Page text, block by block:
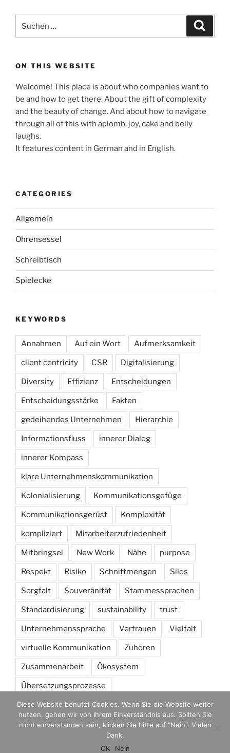
nach:
ON THIS WEBSITE
Welcome! This place is about who companies want to
be and how to get there. About the gift of complexity
and the beauty of change. And about how to navigate
through all of this with aplomb, joy, cake and belly
laughs.
It features content in German and in English.
CATEGORIES
Allgemein
Ohrensessel
Schreibtisch
Spielecke
KEYWORDS
Annahmen Auf ein Wort Aufmerksamkeit
client centricity CSR Digitalisierung
Diversity Effizienz Entscheidungen
Entscheidungsstärke Fakten
gedeihendes Unternehmen Hierarchie
Informationsfluss innerer Dialog
innerer Kompass
klare Unternehmenskommunikation
Kolonialisierung Kommunikationsgefüge
Kommunikationsgerüst Komplexität
kompliziert Mitarbeiterzufriedenheit
Mitbringsel New Work Nähe purpose
Respekt Risiko Schnittmengen Silos
Sorgfalt Souveränität Stammessprachen
Standardisierung sustainability trust
Unternehmenssprache Vertrauen Vielfalt
virtuelle Kommunikation Zuhören
Zusammenarbeit Ökosystem
Übersetzungsprozesse
Mit Stolz präsentiert von WordPress
Diese Website benutzt Cookies. Wenn Sie die Website weiter
nutzen, gehen wir von Ihrem Einverständnis aus. Sollten Sie
nicht einverstanden sein, klicken Sie bitte auf "Nein". Vielen
Dank.
OK
Nein